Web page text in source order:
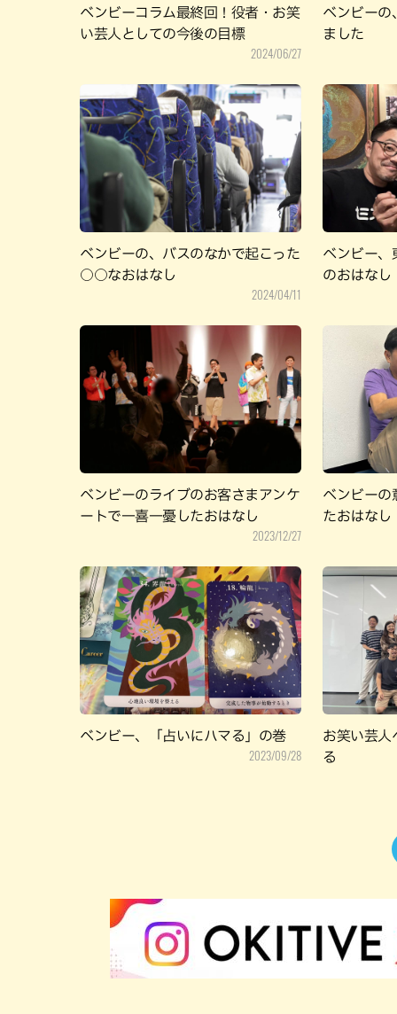
ベンビーコラム最終回！役者・お笑
い芸人としての今後の目標
2024/06/27
ベンビー
ました
ベンビーの、バスのなかで起こった
○○なおはなし
2024/04/11
ベンビー、
のおはなし
ベンビーのライブのお客さまアンケ
ートで一喜一憂したおはなし
2023/12/27
ベンビーの
たおはなし
ベンビー、「占いにハマる」の巻
2023/09/28
お笑い芸人
る